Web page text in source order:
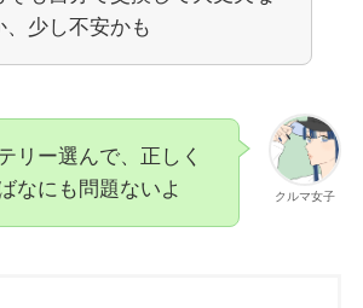
、少し不安かも
クルマ女子
リー選んで、正しく
なにも問題ないよ